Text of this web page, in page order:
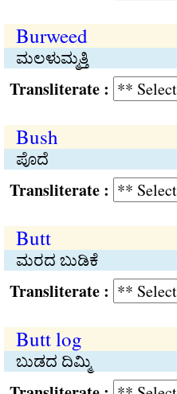
Burweed
ಮಲಳುಮ್ಮತ್ತಿ
:
Bush
ಪೊದೆ
:
Butt
ಮರದ ಬುಡಿಕೆ
:
Butt log
ಬುಡದ ದಿಮ್ಮಿ